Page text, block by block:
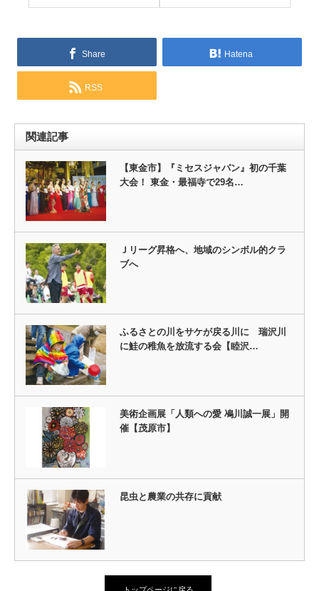
Share Hatena
RSS
関連記事
【東金市】『ミセスジャパン』初の千葉
大会！ 東金・最福寺で29名…
Ｊリーグ昇格へ、地域のシンボル的クラ
ブへ
ふるさとの川をサケが戻る川に 瑞沢川
に鮭の稚魚を放流する会【睦沢…
美術企画展「人類への愛 鳰川誠一展」開
催【茂原市】
昆虫と農業の共存に貢献